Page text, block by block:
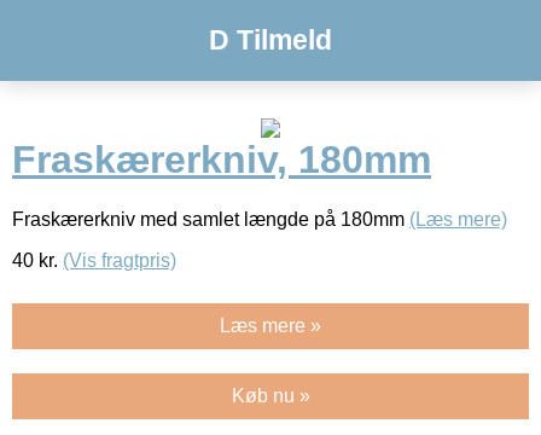
D Tilmeld
Fraskærerkniv, 180mm
Fraskærerkniv med samlet længde på 180mm (Læs mere)
40 kr. (Vis fragtpris)
Læs mere »
Køb nu »